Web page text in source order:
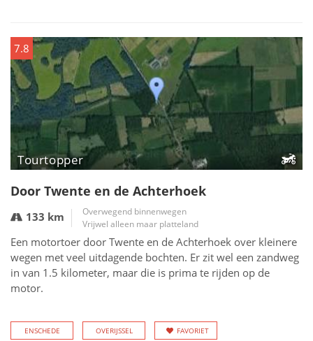
7.8
Tourtopper
Door Twente en de Achterhoek
133 km
Overwegend binnenwegen
Vrijwel alleen maar platteland
Een motortoer door Twente en de Achterhoek over kleinere
wegen met veel uitdagende bochten. Er zit wel een zandweg
in van 1.5 kilometer, maar die is prima te rijden op de
motor.
ENSCHEDE OVERIJSSEL FAVORIET